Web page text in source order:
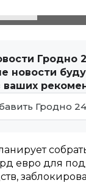
Гродно
новости
ваших
Гродно
евро для